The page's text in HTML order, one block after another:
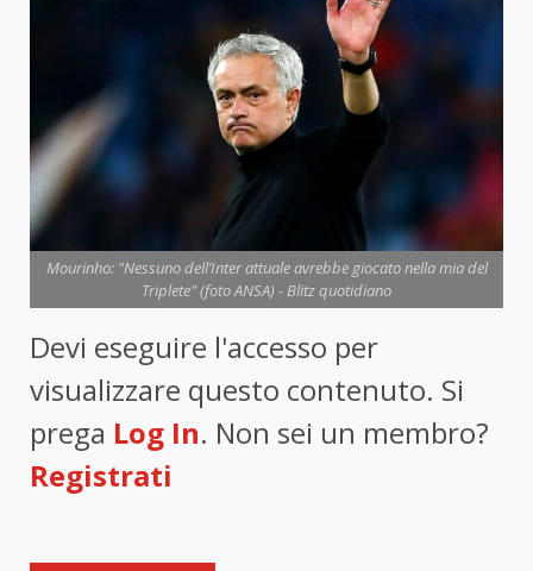
Mourinho: "Nessuno dell’Inter attuale avrebbe giocato nella mia del
Triplete" (foto ANSA) - Blitz quotidiano
Devi eseguire l'accesso per
visualizzare questo contenuto. Si
prega Log In. Non sei un membro?
Registrati